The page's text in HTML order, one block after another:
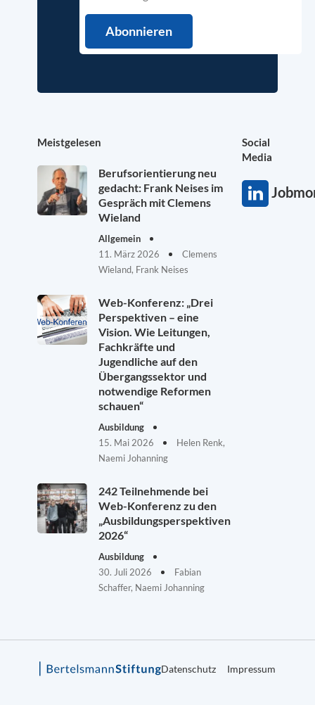
Meistgelesen
Berufsorientierung neu
gedacht: Frank Neises im
Gespräch mit Clemens
Wieland
Allgemein
11. März 2026
Clemens
Wieland, Frank Neises
Web-Konferenz: „Drei
Perspektiven – eine
Vision. Wie Leitungen,
Fachkräfte und
Jugendliche auf den
Übergangssektor und
notwendige Reformen
schauen“
Ausbildung
15. Mai 2026
Helen Renk,
Naemi Johanning
242 Teilnehmende bei
Web-Konferenz zu den
„Ausbildungsperspektiven
2026“
Ausbildung
30. Juli 2026
Fabian
Schaffer, Naemi Johanning
Social
Media
Datenschutz Impressum